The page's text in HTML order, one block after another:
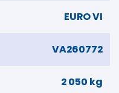
EURO VI
VA260772
2 050 kg